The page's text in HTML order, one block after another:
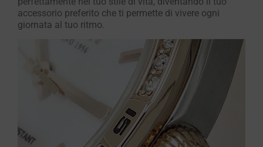
accessorio preferito che ti permette di vivere ogni
giornata al tuo ritmo.